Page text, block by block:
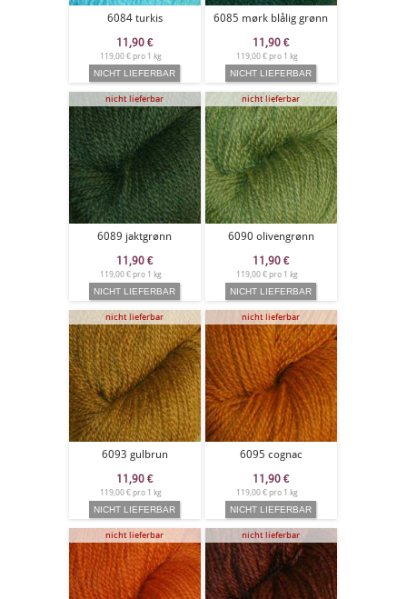
6084 turkis
11,90 €
119,00 € pro 1 kg
6085 mørk blålig grønn
11,90 €
119,00 € pro 1 kg
nicht lieferbar
6089 jaktgrønn
11,90 €
119,00 € pro 1 kg
nicht lieferbar
6090 olivengrønn
11,90 €
119,00 € pro 1 kg
nicht lieferbar
6093 gulbrun
11,90 €
119,00 € pro 1 kg
nicht lieferbar
6095 cognac
11,90 €
119,00 € pro 1 kg
nicht lieferbar nicht lieferbar